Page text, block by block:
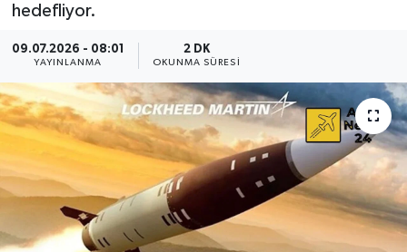
hedefliyor.
09.07.2026 - 08:01
YAYINLANMA
2 DK
OKUNMA SÜRESI